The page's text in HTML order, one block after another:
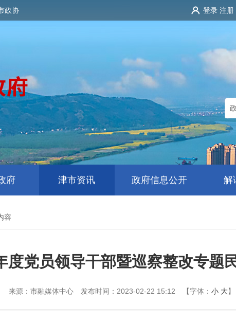
政协 登录 注册
府 津市资讯 政府信息公开 解
容
度党员领导干部暨巡察整改专题
来源：市融媒体中心 发布时间：2023-02-22 15:12 【字体： 小 大】